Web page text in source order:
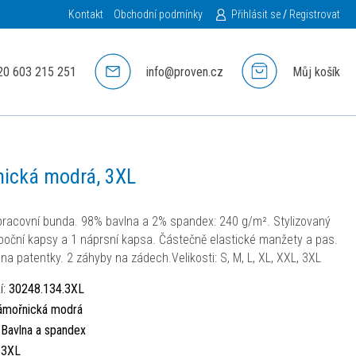
Kontakt Obchodní podmínky Přihlásit se/ Registrovat
603 215 251 info@proven.cz Můj košík
modrá, 3XL
bunda. 98% bavlna a 2% spandex: 240 g/m². Stylizovaný
kapsy a 1 náprsní kapsa. Částečně elastické manžety a pas.
patentky. 2 záhyby na zádech.Velikosti: S, M, L, XL, XXL, 3XL
30248.134.3XL
modrá
Bavlna a spandex
3XL